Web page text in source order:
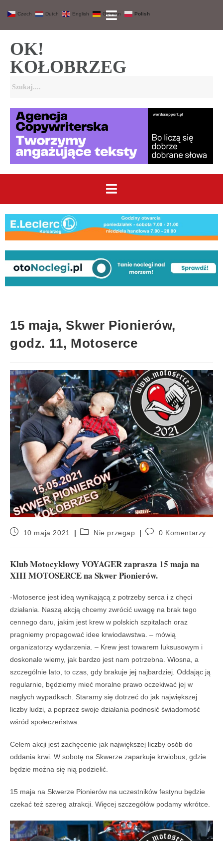
OK!
KOŁOBRZEG
15 maja, Skwer Pionierów,
godz. 11, Motoserce
10 maja 2021 Nie przegap 0 Komentarzy
Klub Motocyklowy VOYAGER zaprasza 15 maja na
XIII MOTOSERCE na Skwer Pionierów.
-Motoserce jest ideą wynikającą z potrzeby serca i z chęci
działania. Naszą akcją chcemy zwrócić uwagę na brak tego
cennego daru, jakim jest krew w polskich szpitalach oraz
pragniemy propagować idee krwiodawstwa. – mówią
organizatorzy wydarzenia. – Krew jest towarem luksusowym i
doskonale wiemy, jak bardzo jest nam potrzebna. Wiosna, a
szczególnie lato, to czas, gdy brakuje jej najbardziej. Oddając ją
regularnie, będziemy mieć moralne prawo oczekiwać jej w
nagłych wypadkach. Staramy się dotrzeć do jak największej
liczby ludzi, a poprzez swoje działania podnosić świadomość
wśród społeczeństwa.
Celem akcji jest zachęcenie jak największej liczby osób do
oddania krwi. W sobotę na Skwerze zaparkuje krwiobus, gdzie
będzie można się nią podzielić.
15 maja na Skwerze Pionierów na uczestników festynu będzie
czekać też szereg atrakcji. Więcej szczegółów podamy wkrótce.
Czech Dutch English German Polish